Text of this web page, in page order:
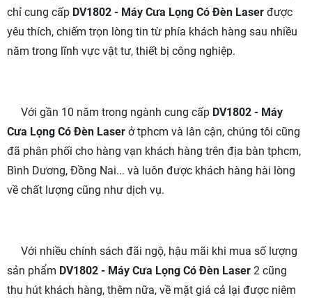
chỉ cung cấp DV1802 - Máy Cưa Lọng Có Đèn Laser được
yêu thích, chiếm trọn lòng tin từ phía khách hàng sau nhiều
năm trong lĩnh vực vật tư, thiết bị công nghiệp.
Với gần 10 năm trong ngành cung cấp DV1802 - Máy
Cưa Lọng Có Đèn Laser ở tphcm và lân cận, chúng tôi cũng
đã phân phối cho hàng vạn khách hàng trên địa bàn tphcm,
Bình Dương, Đồng Nai... và luôn được khách hàng hài lòng
về chất lượng cũng như dịch vụ.
Với nhiều chính sách đãi ngộ, hậu mãi khi mua số lượng
sản phẩm DV1802 - Máy Cưa Lọng Có Đèn Laser 2 cũng
thu hút khách hàng, thêm nữa, về mặt giá cả lại được niêm